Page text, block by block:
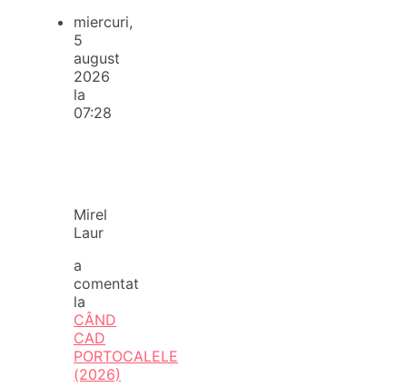
miercuri,
5
august
2026
la
07:28
Mirel
Laur
a
comentat
la
CÂND
CAD
PORTOCALELE
(2026)